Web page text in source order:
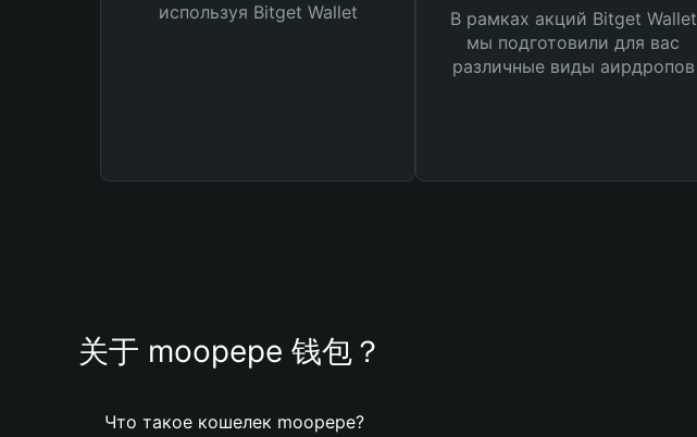
используя Bitget Wallet
В рамках акций Bitget Wallet
мы подготовили для вас
различные виды аирдропов
关于 moopepe 钱包？
Что такое кошелек moopepe?